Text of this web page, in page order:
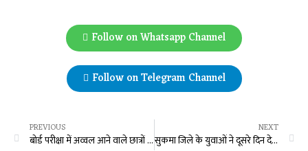
Follow on Whatsapp Channel
Follow on Telegram Channel
PREVIOUS
बोर्ड परीक्षा में अव्वल आने वाले छात्रों को मिलेगा स्कूटी और बाइक, MLA रेणुका सिंह ने की घोषणा
NEXT
सुकमा जिले के युवाओं ने दूसरे दिन देखे एयरपोर्ट,जंगल सफारी, रेलवे स्टेशन एवं पुलिस मुख्यालय